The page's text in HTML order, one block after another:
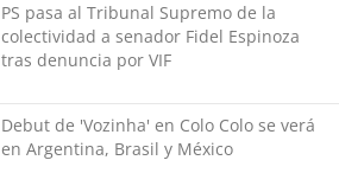
PS pasa al Tribunal Supremo de la
colectividad a senador Fidel Espinoza
tras denuncia por VIF
Debut de 'Vozinha' en Colo Colo se verá
en Argentina, Brasil y México